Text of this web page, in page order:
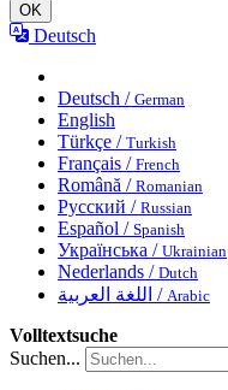
OK
Deutsch
Deutsch / German
English
Türkçe / Turkish
Français / French
Română / Romanian
Русский / Russian
Español / Spanish
Українська / Ukrainian
Nederlands / Dutch
اللغة العربية / Arabic
Volltextsuche
Suchen...